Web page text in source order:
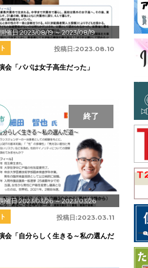
開催日:2023/08/19～ 2023/08/19
投稿日:2023.08.10
会「パパは女子高生だった」
催日:2023/03/26～ 2023/03/26
終了
投稿日:2023.03.11
会「自分らしく生きる～私の選んだ